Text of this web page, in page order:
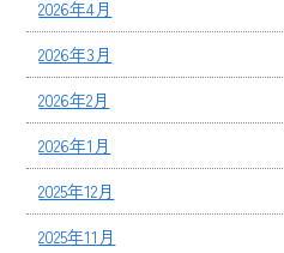
2026年4月
2026年3月
2026年2月
2026年1月
2025年12月
2025年11月